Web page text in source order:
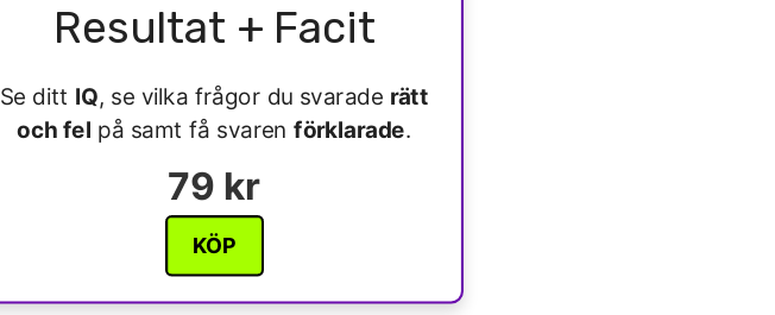
Resultat + Facit
Se ditt IQ, se vilka frågor du svarade rätt
och fel på samt få svarenförklarade.
79 kr
KÖP